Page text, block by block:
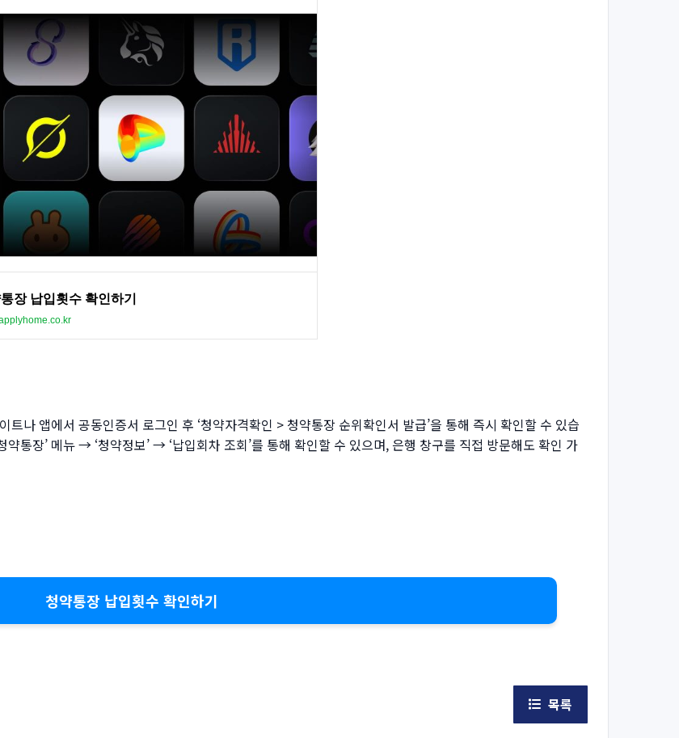
장 납입횟수 확인하기
앱에서 공동인증서 로그인 후 ‘청약자격확인 > 청약통장 순위확인서 발급’을 통해 즉시 확인할 수 있습
통장’ 메뉴 → ‘청약정보’ → ‘납입회차 조회’를 통해 확인할 수 있으며, 은행 창구를 직접 방문해도 확인 가
청약통장 납입횟수 확인하기
목록